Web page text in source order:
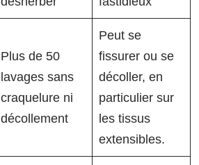
Plus de 50
lavages sans
craquelure ni
décollement
Peut se
fissurer ou se
décoller, en
particulier sur
les tissus
extensibles.